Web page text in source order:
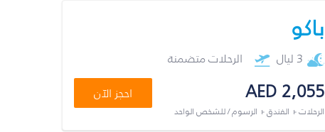
باكو
3 ليال الرحلات متضمنة
AED 2,055
الرحلات + الفندق + الرسوم / للشخص الواحد
احجز الآن